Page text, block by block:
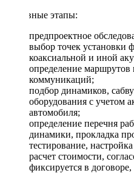
Основные этапы:
предпроектное
выбор точек установки
коаксиальной и иной
определение маршрутов
коммуникаций;
подбор динамиков,
оборудования с учетом
автомобиля;
определение перечня
динамики, прокладка
тестирование,
расчет стоимости,
фиксируется в